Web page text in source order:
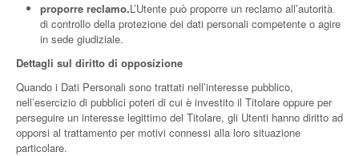
proporre reclamo.L’Utente può proporre un reclamo all’autorità
di controllo della protezione dei dati personali competente o agire
in sede giudiziale.
Dettagli sul diritto di opposizione
Quando i Dati Personali sono trattati nell’interesse pubblico,
nell’esercizio di pubblici poteri di cui è investito il Titolare oppure per
perseguire un interesse legittimo del Titolare, gli Utenti hanno diritto ad
opporsi al trattamento per motivi connessi alla loro situazione
particolare.